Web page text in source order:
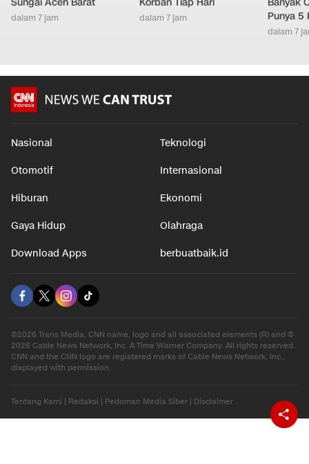
Sungai Aceh Barat
dalam 7 jam
Korban Tiap Hari
dalam 7 jam
Banyak
Punya 5
dalam 7
Nasional Teknologi
Otomotif Internasional
Hiburan Ekonomi
Gaya Hidup Olahraga
Download Apps berbuatbaik.id
©2026 Trans Media, CNN name, logo and all associated elements (R) and ©
2026 Cable News Network, Inc. A Time Warner Company. All rights reserved.
CNN and the CNN logo are registered marks of Cable News Network, Inc.,
displayed with permission.
Tentang Kami Redaksi Pedoman Media Siber Disclaimer